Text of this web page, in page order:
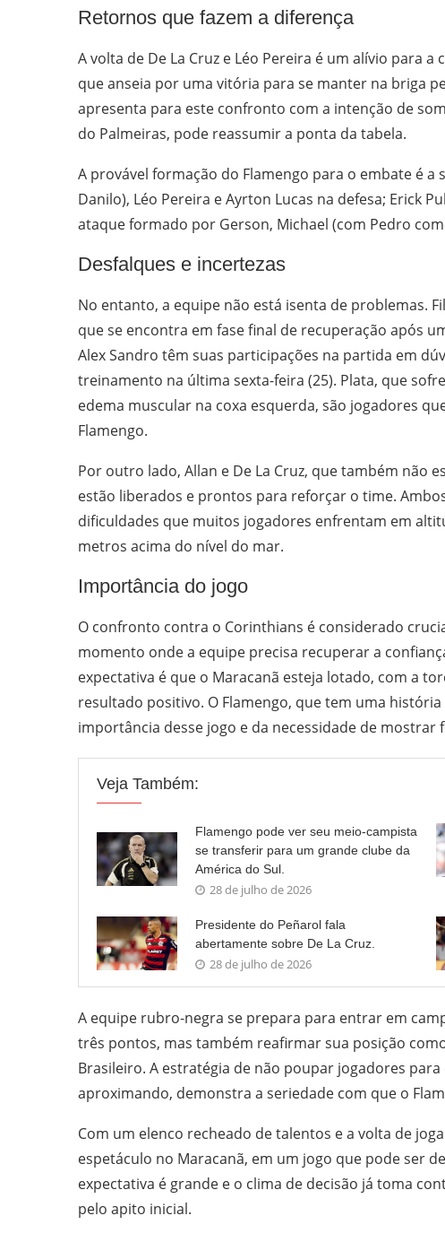
Retornos que fazem a diferença
A volta de De La Cruz e Léo Pereira é um alívio para
que anseia por uma vitória para se manter na briga
apresenta para este confronto com a intenção de
do Palmeiras, pode reassumir a ponta da tabela.
A provável formação do Flamengo para o embate é a
Danilo), Léo Pereira e Ayrton Lucas na defesa; Erick
ataque formado por Gerson, Michael (com Pedro
Desfalques e incertezas
No entanto, a equipe não está isenta de problemas.
que se encontra em fase final de recuperação após
Alex Sandro têm suas participações na partida em
treinamento na última sexta-feira (25). Plata, que
edema muscular na coxa esquerda, são jogadores
Flamengo.
Por outro lado, Allan e De La Cruz, que também não
estão liberados e prontos para reforçar o time.
dificuldades que muitos jogadores enfrentam em
metros acima do nível do mar.
Importância do jogo
O confronto contra o Corinthians é considerado
momento onde a equipe precisa recuperar a
expectativa é que o Maracanã esteja lotado, com a
resultado positivo. O Flamengo, que tem uma
importância desse jogo e da necessidade de mostrar
Veja Também:
Flamengo pode ver seu meio-campista
se transferir para um grande clube da
América do Sul.
28 de julho de 2026
Presidente do Peñarol fala
abertamente sobre De La Cruz.
28 de julho de 2026
A equipe rubro-negra se prepara para entrar em
três pontos, mas também reafirmar sua posição
Brasileiro. A estratégia de não poupar jogadores
aproximando, demonstra a seriedade com que o
Com um elenco recheado de talentos e a volta de
espetáculo no Maracanã, em um jogo que pode ser
expectativa é grande e o clima de decisão já toma
pelo apito inicial.